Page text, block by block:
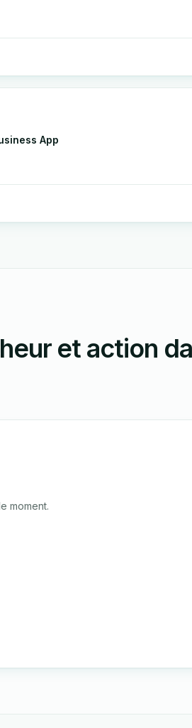
App
et action
moment.